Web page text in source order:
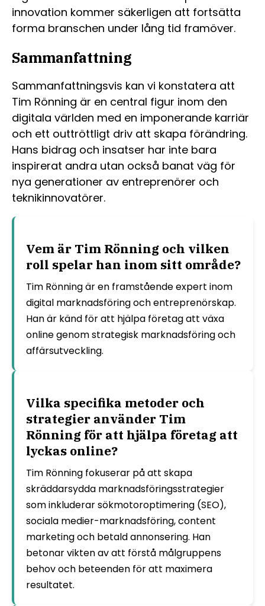
innovation kommer säkerligen att fortsätta
forma branschen under lång tid framöver.
Sammanfattning
Sammanfattningsvis kan vi konstatera att
Tim Rönning är en central figur inom den
digitala världen med en imponerande karriär
och ett outtröttligt driv att skapa förändring.
Hans bidrag och insatser har inte bara
inspirerat andra utan också banat väg för
nya generationer av entreprenörer och
teknikinnovatörer.
Vem är Tim Rönning och vilken
roll spelar han inom sitt område?
Tim Rönning är en framstående expert inom
digital marknadsföring och entreprenörskap.
Han är känd för att hjälpa företag att växa
online genom strategisk marknadsföring och
affärsutveckling.
Vilka specifika metoder och
strategier använder Tim
Rönning för att hjälpa företag att
lyckas online?
Tim Rönning fokuserar på att skapa
skräddarsydda marknadsföringsstrategier
som inkluderar sökmotoroptimering (SEO),
sociala medier-marknadsföring, content
marketing och betald annonsering. Han
betonar vikten av att förstå målgruppens
behov och beteenden för att maximera
resultatet.